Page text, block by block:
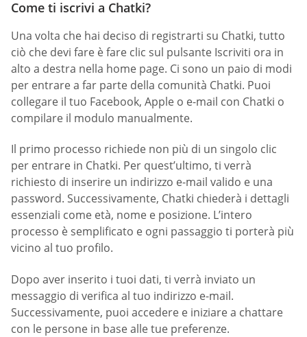
Come ti iscrivi a Chatki?
Una volta che hai deciso di registrarti su Chatki, tutto
ciò che devi fare è fare clic sul pulsante Iscriviti ora in
alto a destra nella home page. Ci sono un paio di modi
per entrare a far parte della comunità Chatki. Puoi
collegare il tuo Facebook, Apple o e-mail con Chatki o
compilare il modulo manualmente.
Il primo processo richiede non più di un singolo clic
per entrare in Chatki. Per quest’ultimo, ti verrà
richiesto di inserire un indirizzo e-mail valido e una
password. Successivamente, Chatki chiederà i dettagli
essenziali come età, nome e posizione. L’intero
processo è semplificato e ogni passaggio ti porterà più
vicino al tuo profilo.
Dopo aver inserito i tuoi dati, ti verrà inviato un
messaggio di verifica al tuo indirizzo e-mail.
Successivamente, puoi accedere e iniziare a chattare
con le persone in base alle tue preferenze.